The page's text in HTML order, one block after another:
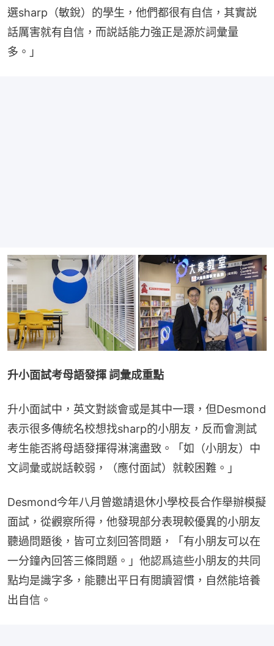
選sharp（敏銳）的學生，他們都很有自信，其實説
話厲害就有自信，而説話能力強正是源於詞彙量
多。」
升小面試考母語發揮 詞彙成重點
升小面試中，英文對談會或是其中一環，但Desmond
表示很多傳統名校想找sharp的小朋友，反而會測試
考生能否將母語發揮得淋漓盡致。「如（小朋友）中
文詞彙或説話較弱，（應付面試）就較困難。」
Desmond今年八月曾邀請退休小學校長合作舉辦模擬
面試，從觀察所得，他發現部分表現較優異的小朋友
聽過問題後，皆可立刻回答問題，「有小朋友可以在
一分鐘內回答三條問題。」他認爲這些小朋友的共同
點均是識字多，能聽出平日有閲讀習慣，自然能培養
出自信。